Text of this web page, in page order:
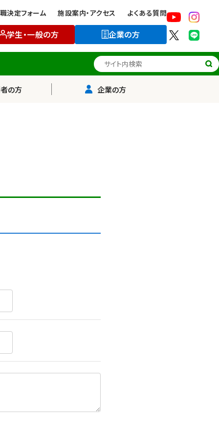
決定フォーム 施設案内・アクセス よくある質問
学生・一般の方 企業の方
サイト内検索
の方 企業の方